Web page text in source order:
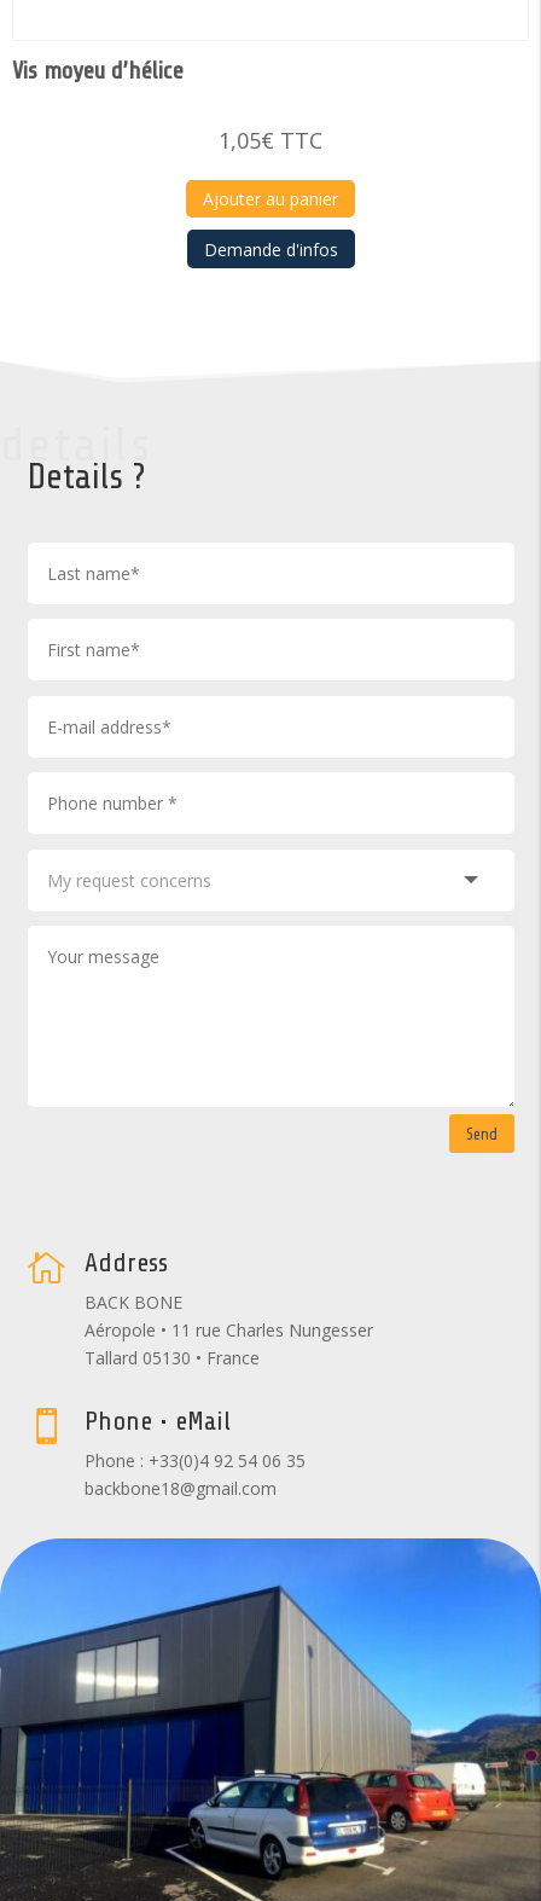
Vis moyeu d’hélice
1,05€ TTC
Ajouter au panier
Demande d'infos
Details ?
Send
 Address
BACK BONE
Aéropole • 11 rue Charles Nungesser
Tallard 05130 • France
 Phone • eMail
Phone : +33(0)4 92 54 06 35
backbone18@gmail.com